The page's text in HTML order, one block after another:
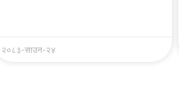
२०८३-साउन-२४